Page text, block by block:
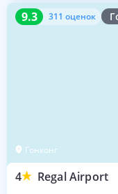
9.3 311 оценок
Гонконг
4 Regal Airport
9.3 311 оценок